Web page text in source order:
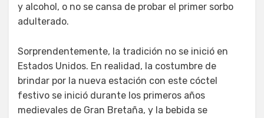
y alcohol, o no se cansa de probar el primer sorbo
adulterado.
Sorprendentemente, la tradición no se inició en
Estados Unidos. En realidad, la costumbre de
brindar por la nueva estación con este cóctel
festivo se inició durante los primeros años
medievales de Gran Bretaña, y la bebida se